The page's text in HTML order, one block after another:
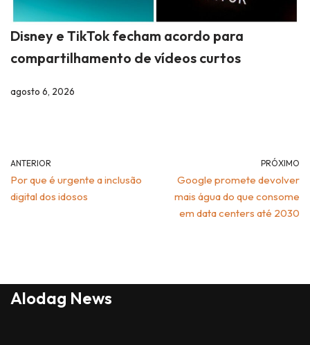
Disney e TikTok fecham acordo para
compartilhamento de vídeos curtos
agosto 6, 2026
ANTERIOR
Por que é urgente a inclusão
digital dos idosos
PRÓXIMO
Google promete devolver
mais água do que consome
em data centers até 2030
Alodag News